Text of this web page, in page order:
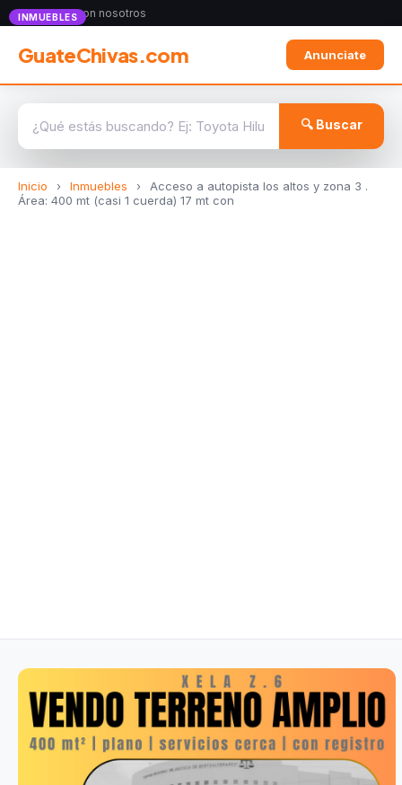
Anunciate con nosotros
GuateChivas.com Anunciate
🔍 Buscar
Inicio › Inmuebles ›
Acceso a autopista los altos y zona 3 .
Área: 400 mt (casi 1 cuerda) 17 mt con
INMUEBLES